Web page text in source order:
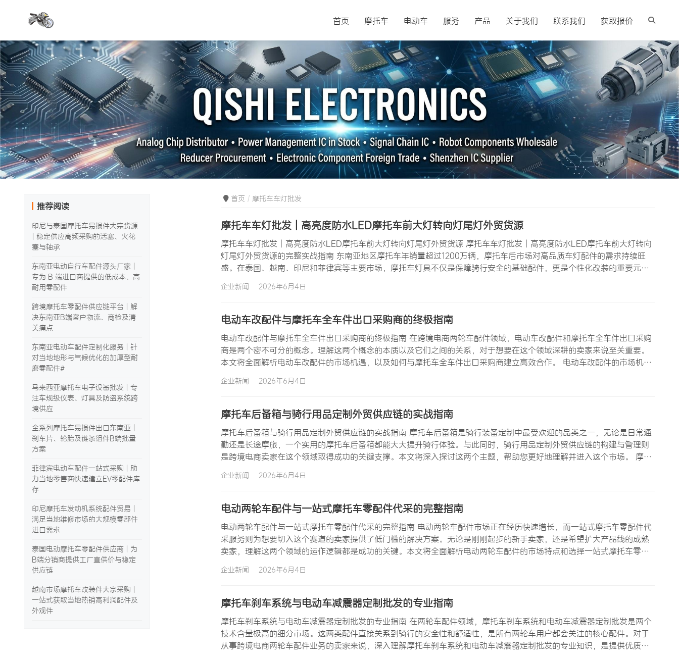
首页 摩托车 电动车 服务 产品 关于我们 联系我们 获取报价
首页 摩托车车灯批发
摩托车车灯批发 | 高亮度防水LED摩托车前大灯转向灯尾灯外贸货源
摩托车车灯批发 | 高亮度防水LED摩托车前大灯转向灯尾灯外贸货源 摩托车车灯批发 | 高亮度防水LED摩托车前大灯转向
灯尾灯外贸货源的完整实战指南 东南亚地区摩托车年销量超过1200万辆，摩托车后市场对高品质车灯配件的需求持续旺
盛。在泰国、越南、印尼和菲律宾等主要市场，摩托车灯具不仅是保障骑行安全的基础配件，更是个性化改装的重要元
发光效率、更长的使用寿命和更丰富的造型设计，使其成为…
企业新闻 2026年6月4日
电动车改配件与摩托车全车件出口采购商的终极指南
电动车改配件与摩托车全车件出口采购商的终极指南 在跨境电商两轮车配件领域，电动车改配件和摩托车全车件出口采购
商是两个密不可分的概念。理解这两个概念的本质以及它们之间的关系，对于想要在这个领域深耕的卖家来说至关重要。
本文将全面解析电动车改配件的市场机遇，以及如何与摩托车全车件出口采购商建立高效合作。 电动车改配件的市场机遇
中国国内电动两轮车保有量超过3亿辆，这些存量车辆在不断老化的同时，也…
企业新闻 2026年6月4日
摩托车后备箱与骑行用品定制外贸供应链的实战指南
摩托车后备箱与骑行用品定制外贸供应链的实战指南 摩托车后备箱是骑行装备定制中最受欢迎的品类之一，无论是日常通
勤还是长途摩旅，一个实用的摩托车后备箱都能大大提升骑行体验。与此同时，骑行用品定制外贸供应链的构建与管理则
是跨境电商卖家在这个领域取得成功的关键支撑。本文将深入探讨这两个主题，帮助您更好地理解并进入这个市场。 摩托
让骑行者能够携带头盔、雨具、工具等随身物品。从使用场景来看，摩托车后备…
企业新闻 2026年6月4日
电动两轮车配件与一站式摩托车零配件代采的完整指南
电动两轮车配件与一站式摩托车零配件代采的完整指南 电动两轮车配件市场正在经历快速增长，而一站式摩托车零配件代
采服务则为想要切入这个赛道的卖家提供了低门槛的解决方案。无论是刚刚起步的新手卖家，还是希望扩大产品线的成熟
卖家，理解这两个领域的运作逻辑都是成功的关键。本文将全面解析电动两轮车配件的市场特点和选择一站式摩托车零配
球电动化浪潮的推动。从欧洲到东南亚，从北美到南美，电动自行车和电动摩托…
企业新闻 2026年6月4日
摩托车刹车系统与电动车减震器定制批发的专业指南
摩托车刹车系统与电动车减震器定制批发的专业指南 在两轮车配件领域，摩托车刹车系统和电动车减震器定制批发是两个
技术含量极高的细分市场。这两类配件直接关系到骑行的安全性和舒适性，是所有两轮车用户都会关注的核心配件。对于
从事跨境电商两轮车配件业务的卖家来说，深入理解摩托车刹车系统和电动车减震器定制批发的专业知识，是提供优质产
推荐阅读
印尼与泰国摩托车易损件大宗货源
| 稳定供应高频采购的活塞、火花
塞与轴承
东南亚电动自行车配件源头厂家 |
专为 B 端进口商提供的低成本、高
耐用零配件
跨境摩托车零配件供应链平台 | 解
决东南亚B端客户物流、商检及清
关痛点
东南亚电动车配件定制化服务 | 针
对当地地形与气候优化的加厚型耐
磨零配件#
马来西亚摩托车电子设备批发 | 专
注车规级仪表、灯具及防盗系统跨
境供应
全系列摩托车易损件出口东南亚 |
刹车片、轮胎及链条组件B端批量
方案
菲律宾电动车配件一站式采购 | 助
力当地零售商快速建立EV零配件库
存
印尼摩托车发动机系统配件贸易 |
满足当地维修市场的大规模零部件
进口需求
泰国电动摩托车零配件供应商 | 为
B端分销商提供工厂直供价与稳定
供应链
越南市场摩托车改装件大宗采购 |
一站式获取当地热销高利润配件及
外观件